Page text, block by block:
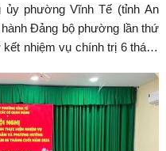
ủy phường Vĩnh Tế (tỉnh An
Đảng bộ phường lần thứ
nhiệm vụ chính trị 6 tháng
vận Tỉnh ủy Nguyễn Hữu
Vĩnh Tế có đồng chí Trang
HĐND phường; đồng chí
trực Đảng ủy; đồng chí